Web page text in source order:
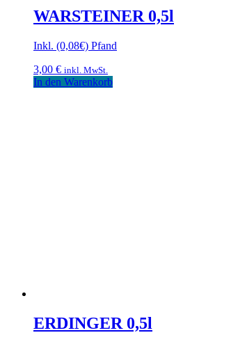
WARSTEINER 0,5l
Inkl. (0,08€) Pfand
3,00 € inkl. MwSt.
In den Warenkorb
ERDINGER 0,5l